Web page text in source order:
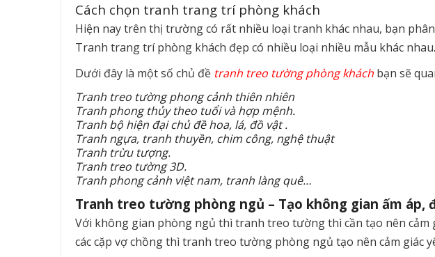
Cách chọn tranh trang trí phòng khách
Hiện nay trên thị trường có rất nhiều loại tranh khác nhau, bạn
Tranh trang trí phòng khách đẹp có nhiều loại nhiều mẫu khác
Dưới đây là một số chủ đề tranh treo tường phòng khách bạn sẽ
Tranh treo tường phong cảnh thiên nhiên
Tranh phong thủy theo tuổi và hợp mệnh.
Tranh bộ hiện đại chủ đề hoa, lá, đồ vật .
Tranh ngựa, tranh thuyền, chim công, nghệ thuật
Tranh trừu tượng.
Tranh treo tường 3D.
Tranh phong cảnh việt nam, tranh làng quê…
Tranh treo tường phòng ngủ – Tạo không gian ấm áp,
Với không gian phòng ngủ thì tranh treo tường thì cần tạo nên cảm
các cặp vợ chồng thì tranh treo tường phòng ngủ tạo nên cảm giác